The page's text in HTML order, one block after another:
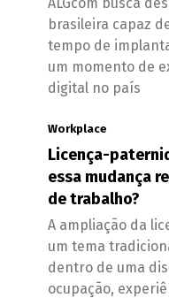
brasileira capaz
tempo de
um momento de
digital no país
Workplace
Licença-
essa mudança
de trabalho?
A ampliação da
um tema
dentro de uma
ocupação,